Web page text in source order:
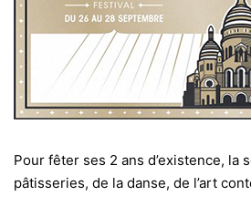
Pour fêter ses 2 ans d’existence,
pâtisseries, de la danse, de l’art